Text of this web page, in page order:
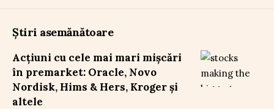
Știri asemănătoare
Acțiuni cu cele mai mari mișcări
în premarket: Oracle, Novo
Nordisk, Hims & Hers, Kroger și
altele